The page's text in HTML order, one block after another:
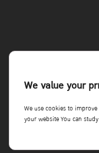
We value your
We use cookies to
your website You can